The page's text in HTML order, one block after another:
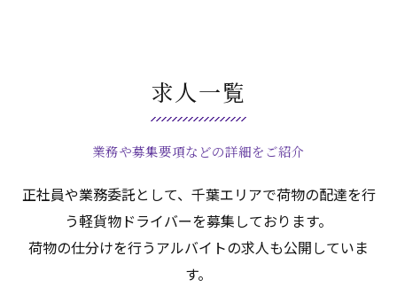
求人一覧
業務や募集要項などの詳細をご紹介
正社員や業務委託として、千葉エリアで荷物の配達を行
う軽貨物ドライバーを募集しております。
荷物の仕分けを行うアルバイトの求人も公開していま
す。